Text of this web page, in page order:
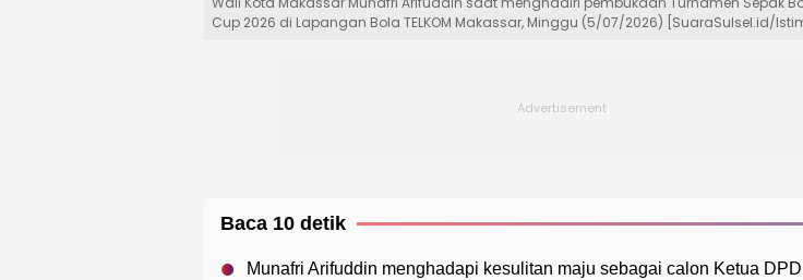
Cup 2026 di Lapangan Bola TELKOM Makassar, Minggu (5/07/2026) [SuaraSulsel.id/
Baca 10 detik
Munafri Arifuddin menghadapi kesulitan maju sebagai calon Ketua